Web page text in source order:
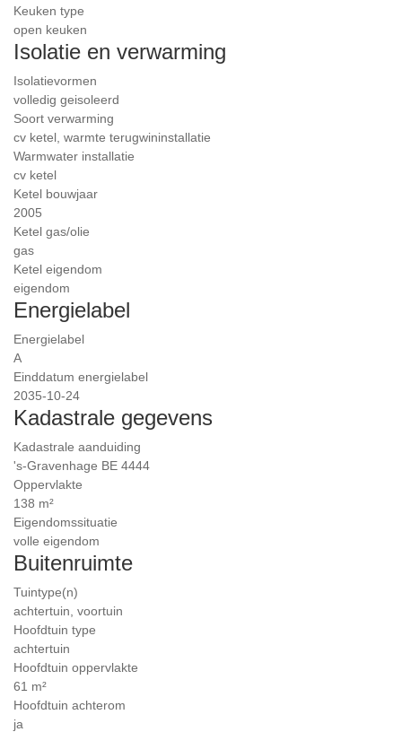
Keuken type
open keuken
Isolatie en verwarming
Isolatievormen
volledig geisoleerd
Soort verwarming
cv ketel, warmte terugwininstallatie
Warmwater installatie
cv ketel
Ketel bouwjaar
2005
Ketel gas/olie
gas
Ketel eigendom
eigendom
Energielabel
Energielabel
A
Einddatum energielabel
2035-10-24
Kadastrale gegevens
Kadastrale aanduiding
's-Gravenhage BE 4444
Oppervlakte
138 m²
Eigendomssituatie
volle eigendom
Buitenruimte
Tuintype(n)
achtertuin, voortuin
Hoofdtuin type
achtertuin
Hoofdtuin oppervlakte
61 m²
Hoofdtuin achterom
ja